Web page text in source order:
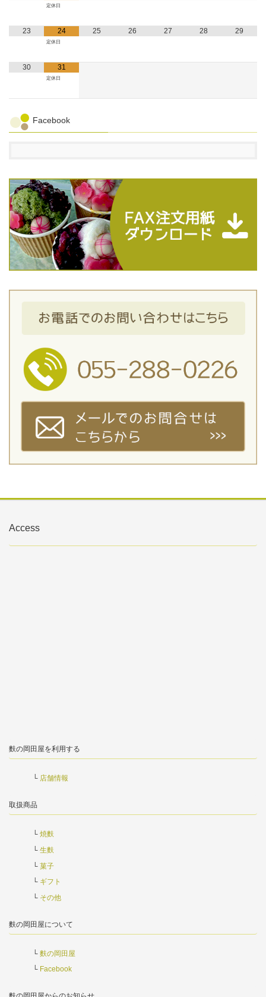
定休日
23 24
定休日
25 26 27 28 29
30 31
定休日
Facebook
Access
麩の岡田屋を利用する
店舗情報
取扱商品
焼麩
生麩
菓子
ギフト
その他
麩の岡田屋について
麩の岡田屋
Facebook